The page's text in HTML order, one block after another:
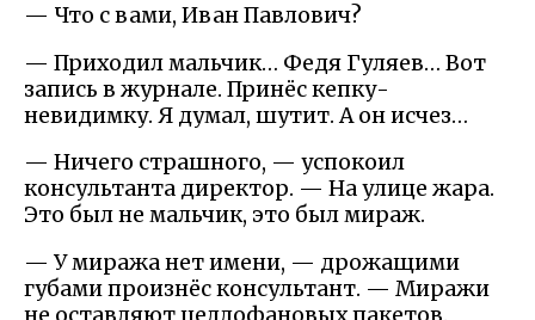
— Что с вами, Иван Павлович?
— Приходил мальчик… Федя Гуляев… Вот
запись в журнале. Принёс кепку-
невидимку. Я думал, шутит. А он исчез…
— Ничего страшного, — успокоил
консультанта директор. — На улице жара.
Это был не мальчик, это был мираж.
— У миража нет имени, — дрожащими
губами произнёс консультант. — Миражи